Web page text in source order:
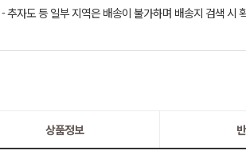
- 추자도 등 일부 지역은 배송이 불가하며 배송지 검색 시
상품정보